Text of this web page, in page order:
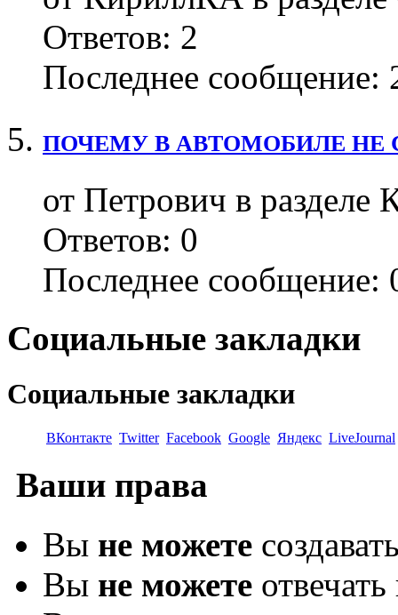
Ответов: 2
Последнее сообщение:
ПОЧЕМУ В АВТОМОБИЛЕ НЕ
от Петрович в разделе
Ответов: 0
Последнее сообщение:
Социальные закладки
Социальные закладки
ВКонтакте Twitter Facebook Google Яндекс LiveJournal
Ваши права
Вы не можете
Вы не можете